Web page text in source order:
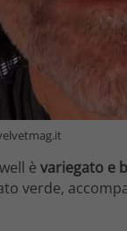
è variegato e
verde,